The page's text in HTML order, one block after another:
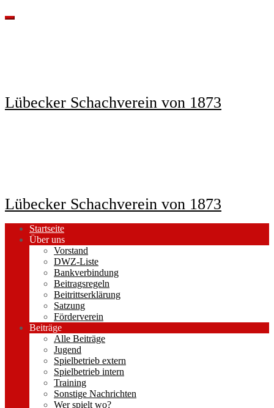
Lübecker Schachverein von 1873
Lübecker Schachverein von 1873
Startseite
Über uns
Vorstand
DWZ-Liste
Bankverbindung
Beitragsregeln
Beitrittserklärung
Satzung
Förderverein
Beiträge
Alle Beiträge
Jugend
Spielbetrieb extern
Spielbetrieb intern
Training
Sonstige Nachrichten
Wer spielt wo?